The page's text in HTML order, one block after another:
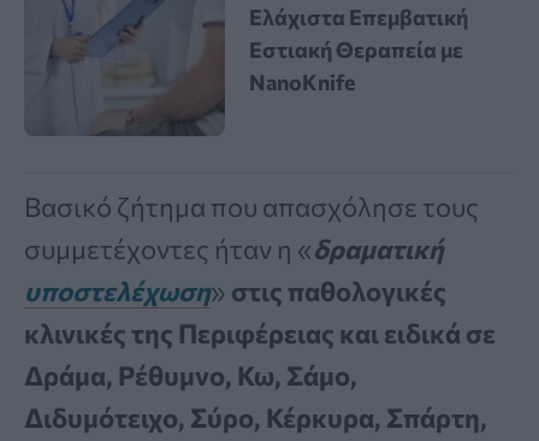
Ελάχιστα Επεμβατική
Εστιακή Θεραπεία με
NanoKnife
Βασικό ζήτημα που απασχόλησε τους
συμμετέχοντες ήταν η «δραματική
υποστελέχωση» στις παθολογικές
κλινικές της Περιφέρειας και ειδικά σε
Δράμα, Ρέθυμνο, Κω, Σάμο,
Διδυμότειχο, Σύρο, Κέρκυρα, Σπάρτη,